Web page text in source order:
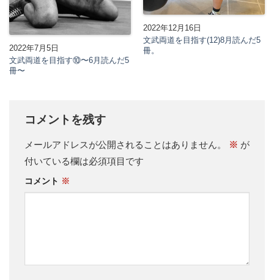
2022年7月5日
文武両道を目指す⑩〜6月読んだ5
冊〜
2022年12月16日
文武両道を目指す(12)8月読んだ5
冊。
コメントを残す
メールアドレスが公開されることはありません。 ※ が
付いている欄は必須項目です
コメント ※